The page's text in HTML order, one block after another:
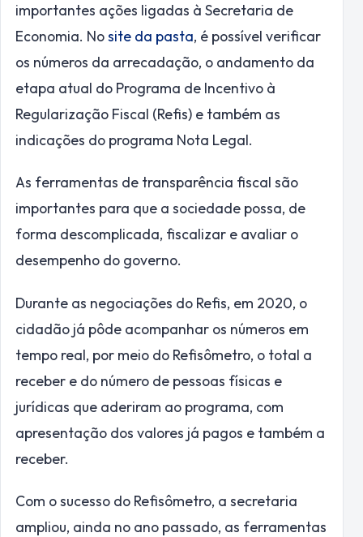
importantes ações ligadas à Secretaria de
Economia. Nosite da pasta, é possível verificar
os números da arrecadação, o andamento da
etapa atual do Programa de Incentivo à
Regularização Fiscal (Refis) e também as
indicações do programa Nota Legal.
As ferramentas de transparência fiscal são
importantes para que a sociedade possa, de
forma descomplicada, fiscalizar e avaliar o
desempenho do governo.
Durante as negociações do Refis, em 2020, o
cidadão já pôde acompanhar os números em
tempo real, por meio do Refisômetro, o total a
receber e do número de pessoas físicas e
jurídicas que aderiram ao programa, com
apresentação dos valores já pagos e também a
receber.
Com o sucesso do Refisômetro, a secretaria
ampliou, ainda no ano passado, as ferramentas